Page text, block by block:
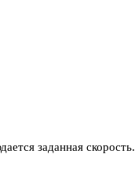
заданная скорость.